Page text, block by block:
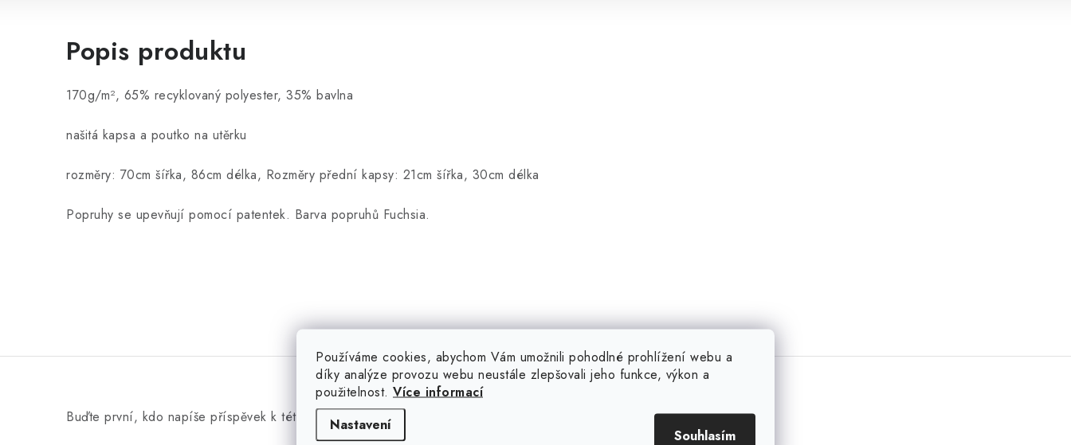
Používáme cookies, abychom Vám umožnili pohodlné prohlížení webu a
díky analýze provozu webu neustále zlepšovali jeho funkce, výkon a
použitelnost. Více informací
Nastavení
Souhlasím
Popis produktu
170g/m², 65% recyklovaný polyester, 35% bavlna
našitá kapsa a poutko na utěrku
rozměry: 70cm šířka, 86cm délka, Rozměry přední kapsy: 21cm šířka, 30cm délka
Popruhy se upevňují pomocí patentek. Barva popruhů Fuchsia.
Buďte první, kdo napíše příspěvek k této položce.